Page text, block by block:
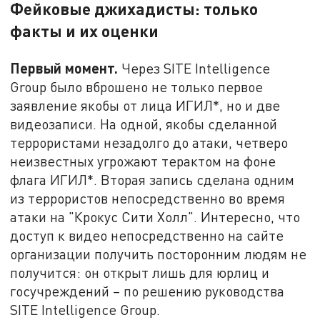
Фейковые джихадисты: только
факты и их оценки
Первый момент. Через SITE Intelligence
Group было вброшено не только первое
заявление якобы от лица ИГИЛ*, но и две
видеозаписи. На одной, якобы сделанной
террористами незадолго до атаки, четверо
неизвестных угрожают терактом на фоне
флага ИГИЛ*. Вторая запись сделана одним
из террористов непосредственно во время
атаки на "Крокус Сити Холл". Интересно, что
доступ к видео непосредственно на сайте
организации получить посторонним людям не
получится: он открыт лишь для юрлиц и
госучреждений – по решению руководства
SITE Intelligence Group.